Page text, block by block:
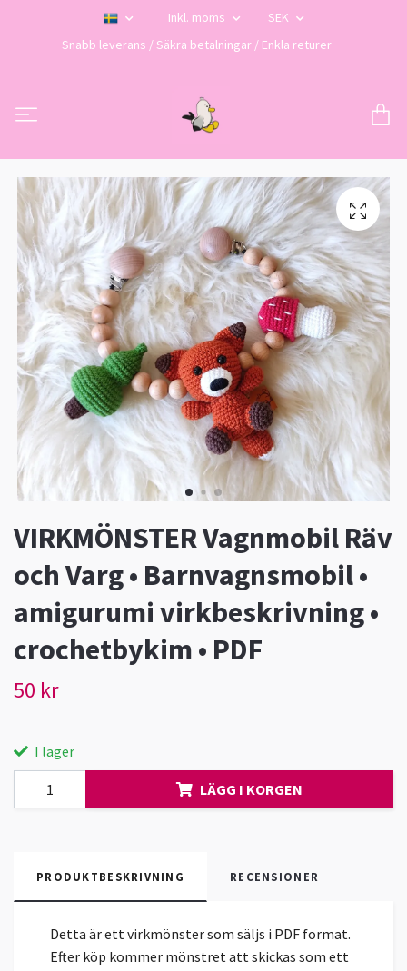
Inkl. moms
SEK
Snabb leverans / Säkra betalningar / Enkla returer
VIRKMÖNSTER Vagnmobil Räv
och Varg • Barnvagnsmobil •
amigurumi virkbeskrivning •
crochetbykim • PDF
50 kr
I lager
LÄGG I KORGEN
PRODUKTBESKRIVNING RECENSIONER
Detta är ett virkmönster som säljs i PDF format.
Efter köp kommer mönstret att skickas som ett